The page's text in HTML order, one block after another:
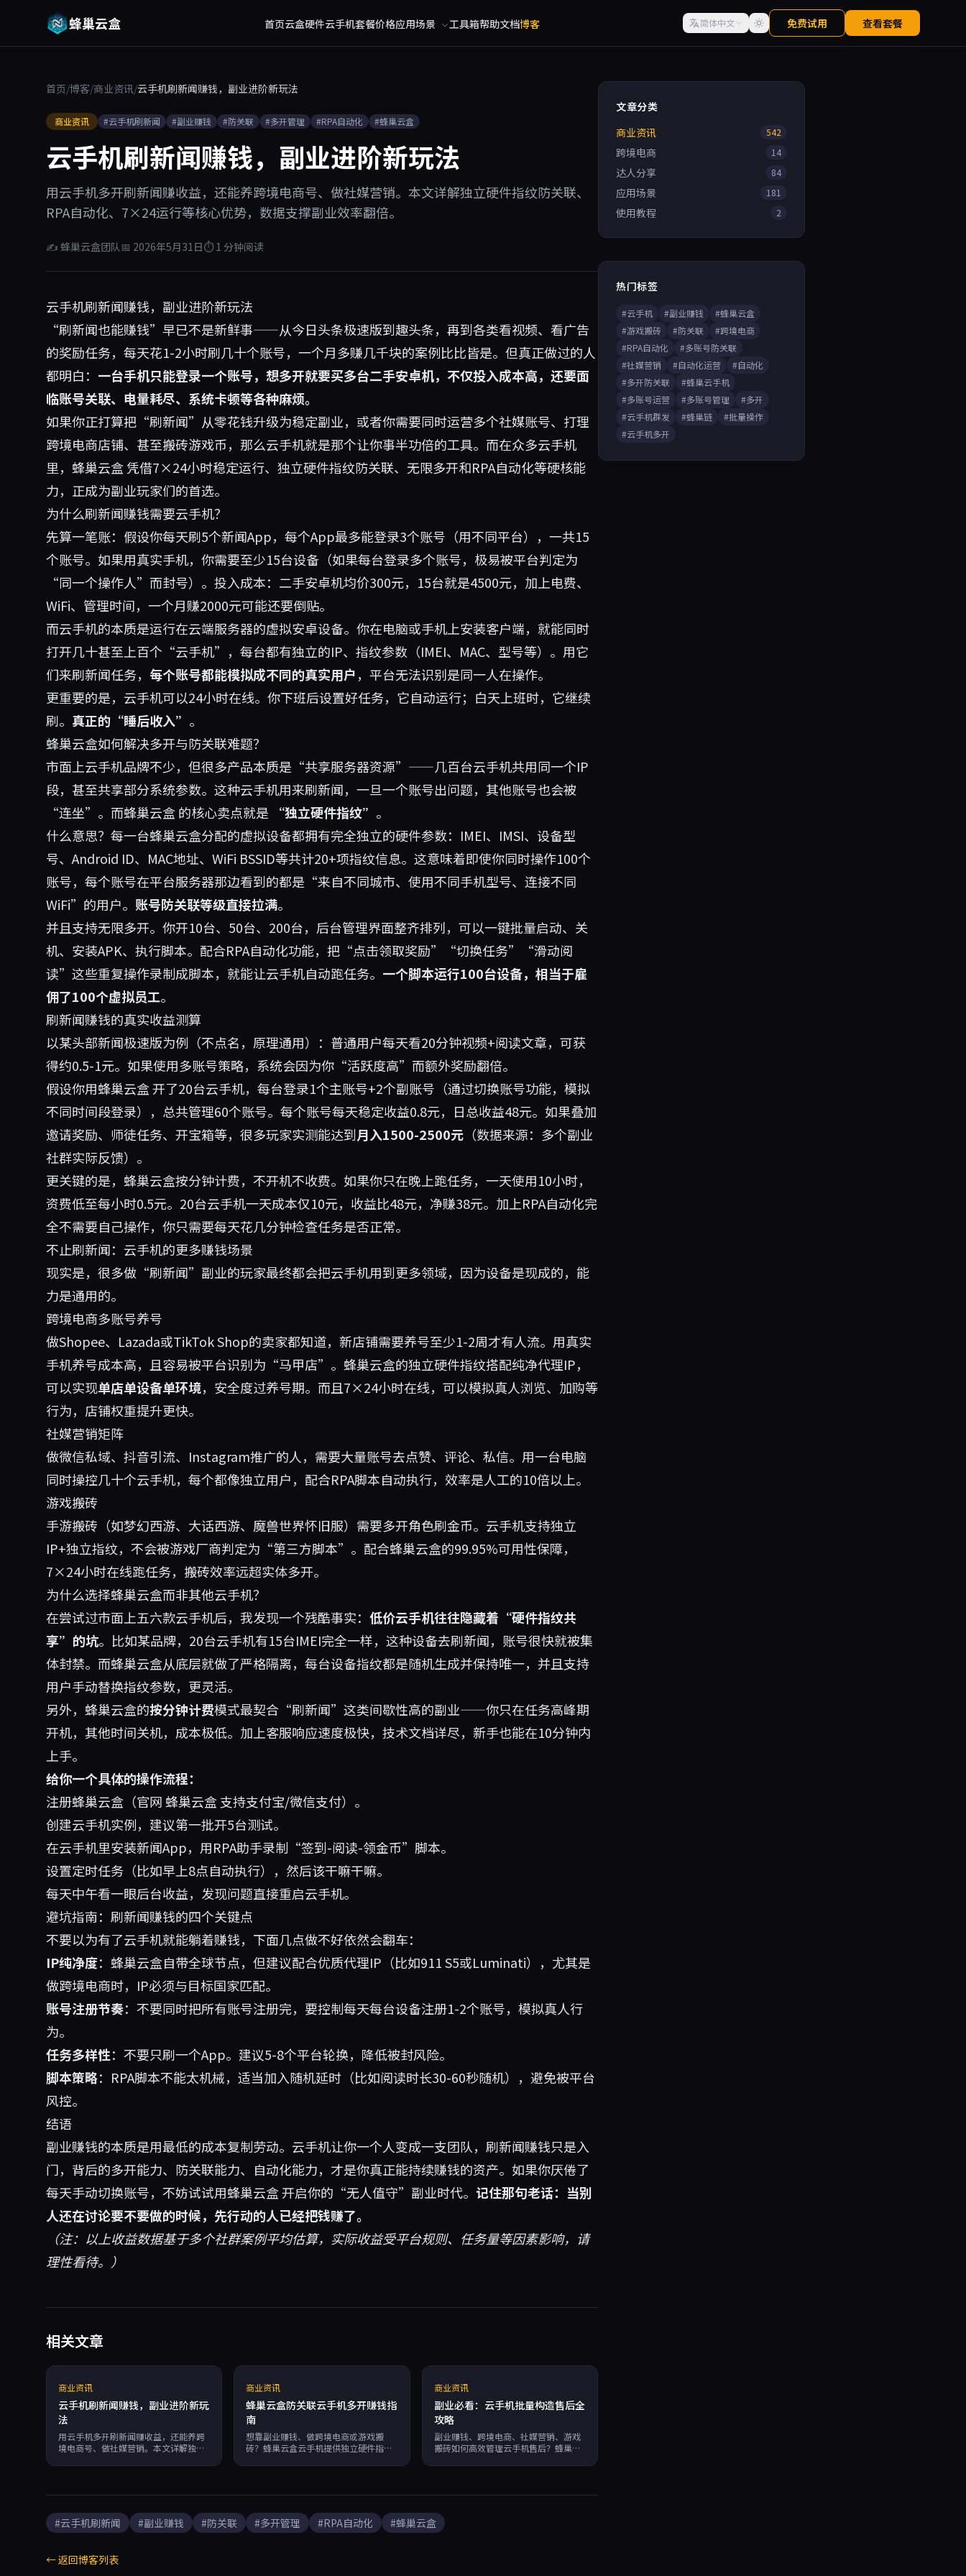
蜂巢云盒 首页云盒硬件云手机套餐价格应用场景 工具箱帮助文档博客 简体中文 免费试用 查看套餐
首页/博客/商业资讯/云手机刷新闻赚钱，副业进阶新玩法
商业资讯 #云手机刷新闻 #副业赚钱 #防关联 #多开管理 #RPA自动化 #蜂巢云盒
云手机刷新闻赚钱，副业进阶新玩法
用云手机多开刷新闻赚收益，还能养跨境电商号、做社媒营销。本文详解独立硬件指纹防关联、
RPA自动化、7×24运行等核心优势，数据支撑副业效率翻倍。
✍ 蜂巢云盒团队📅 2026年5月31日⏱ 1 分钟阅读
云手机刷新闻赚钱，副业进阶新玩法
“刷新闻也能赚钱”早已不是新鲜事——从今日头条极速版到趣头条，再到各类看视频、看广告
的奖励任务，每天花1-2小时刷几十个账号，一个月多赚几千块的案例比比皆是。但真正做过的人
都明白： 一台手机只能登录一个账号，想多开就要买多台二手安卓机，不仅投入成本高，还要面
临账号关联、电量耗尽、系统卡顿等各种麻烦。
如果你正打算把“刷新闻”从零花钱升级为稳定副业，或者你需要同时运营多个社媒账号、打理
跨境电商店铺、甚至搬砖游戏币，那么云手机就是那个让你事半功倍的工具。而在众多云手机
里， 蜂巢云盒凭借7×24小时稳定运行、独立硬件指纹防关联、无限多开和RPA自动化等硬核能
力，正成为副业玩家们的首选。
为什么刷新闻赚钱需要云手机？
先算一笔账：假设你每天刷5个新闻App，每个App最多能登录3个账号（用不同平台），一共15
个账号。如果用真实手机，你需要至少15台设备（如果每台登录多个账号，极易被平台判定为
“同一个操作人”而封号）。投入成本：二手安卓机均价300元，15台就是4500元，加上电费、
WiFi、管理时间，一个月赚2000元可能还要倒贴。
而云手机的本质是运行在云端服务器的虚拟安卓设备。你在电脑或手机上安装客户端，就能同时
打开几十甚至上百个“云手机”，每台都有独立的IP、指纹参数（IMEI、MAC、型号等）。用它
们来刷新闻任务， 每个账号都能模拟成不同的真实用户，平台无法识别是同一人在操作。
更重要的是，云手机可以24小时在线。你下班后设置好任务，它自动运行；白天上班时，它继续
刷。 真正的“睡后收入” 。
蜂巢云盒如何解决多开与防关联难题？
市面上云手机品牌不少，但很多产品本质是“共享服务器资源”——几百台云手机共用同一个IP
段，甚至共享部分系统参数。这种云手机用来刷新闻，一旦一个账号出问题，其他账号也会被
“连坐”。而蜂巢云盒的核心卖点就是 “独立硬件指纹” 。
什么意思？每一台蜂巢云盒分配的虚拟设备都拥有完全独立的硬件参数：IMEI、IMSI、设备型
号、Android ID、MAC地址、WiFi BSSID等共计20+项指纹信息。这意味着即使你同时操作100个
账号，每个账号在平台服务器那边看到的都是“来自不同城市、使用不同手机型号、连接不同
WiFi”的用户。 账号防关联等级直接拉满。
并且支持无限多开。你开10台、50台、200台，后台管理界面整齐排列，可以一键批量启动、关
机、安装APK、执行脚本。配合RPA自动化功能，把“点击领取奖励”“切换任务”“滑动阅
读”这些重复操作录制成脚本，就能让云手机自动跑任务。 一个脚本运行100台设备，相当于雇
佣了100个虚拟员工。
刷新闻赚钱的真实收益测算
以某头部新闻极速版为例（不点名，原理通用）：普通用户每天看20分钟视频+阅读文章，可获
得约0.5-1元。如果使用多账号策略，系统会因为你“活跃度高”而额外奖励翻倍。
假设你用蜂巢云盒开了20台云手机，每台登录1个主账号+2个副账号（通过切换账号功能，模拟
不同时间段登录），总共管理60个账号。每个账号每天稳定收益0.8元，日总收益48元。如果叠加
邀请奖励、师徒任务、开宝箱等，很多玩家实测能达到月入1500-2500元 （数据来源：多个副业
社群实际反馈）。
更关键的是，蜂巢云盒按分钟计费，不开机不收费。如果你只在晚上跑任务，一天使用10小时，
资费低至每小时0.5元。20台云手机一天成本仅10元，收益比48元，净赚38元。加上RPA自动化完
全不需要自己操作，你只需要每天花几分钟检查任务是否正常。
不止刷新闻：云手机的更多赚钱场景
现实是，很多做“刷新闻”副业的玩家最终都会把云手机用到更多领域，因为设备是现成的，能
力是通用的。
跨境电商多账号养号
做Shopee、Lazada或TikTok Shop的卖家都知道，新店铺需要养号至少1-2周才有人流。用真实
手机养号成本高，且容易被平台识别为“马甲店”。蜂巢云盒的独立硬件指纹搭配纯净代理IP，
可以实现单店单设备单环境，安全度过养号期。而且7×24小时在线，可以模拟真人浏览、加购等
行为，店铺权重提升更快。
社媒营销矩阵
做微信私域、抖音引流、Instagram推广的人，需要大量账号去点赞、评论、私信。用一台电脑
同时操控几十个云手机，每个都像独立用户，配合RPA脚本自动执行，效率是人工的10倍以上。
游戏搬砖
手游搬砖（如梦幻西游、大话西游、魔兽世界怀旧服）需要多开角色刷金币。云手机支持独立
IP+独立指纹，不会被游戏厂商判定为“第三方脚本”。配合蜂巢云盒的99.95%可用性保障，
7×24小时在线跑任务，搬砖效率远超实体多开。
为什么选择蜂巢云盒而非其他云手机？
在尝试过市面上五六款云手机后，我发现一个残酷事实： 低价云手机往往隐藏着“硬件指纹共
享”的坑。比如某品牌，20台云手机有15台IMEI完全一样，这种设备去刷新闻，账号很快就被集
体封禁。而蜂巢云盒从底层就做了严格隔离，每台设备指纹都是随机生成并保持唯一，并且支持
用户手动替换指纹参数，更灵活。
另外，蜂巢云盒的按分钟计费模式最契合“刷新闻”这类间歇性高的副业——你只在任务高峰期
开机，其他时间关机，成本极低。加上客服响应速度极快，技术文档详尽，新手也能在10分钟内
上手。
给你一个具体的操作流程：
注册蜂巢云盒（官网 蜂巢云盒支持支付宝/微信支付）。
创建云手机实例，建议第一批开5台测试。
在云手机里安装新闻App，用RPA助手录制“签到-阅读-领金币”脚本。
设置定时任务（比如早上8点自动执行），然后该干嘛干嘛。
每天中午看一眼后台收益，发现问题直接重启云手机。
避坑指南：刷新闻赚钱的四个关键点
不要以为有了云手机就能躺着赚钱，下面几点做不好依然会翻车：
IP纯净度：蜂巢云盒自带全球节点，但建议配合优质代理IP（比如911 S5或Luminati），尤其是
做跨境电商时，IP必须与目标国家匹配。
账号注册节奏：不要同时把所有账号注册完，要控制每天每台设备注册1-2个账号，模拟真人行
为。
任务多样性：不要只刷一个App。建议5-8个平台轮换，降低被封风险。
脚本策略：RPA脚本不能太机械，适当加入随机延时（比如阅读时长30-60秒随机），避免被平台
风控。
结语
副业赚钱的本质是用最低的成本复制劳动。云手机让你一个人变成一支团队，刷新闻赚钱只是入
门，背后的多开能力、防关联能力、自动化能力，才是你真正能持续赚钱的资产。如果你厌倦了
每天手动切换账号，不妨试试用蜂巢云盒开启你的“无人值守”副业时代。 记住那句老话：当别
人还在讨论要不要做的时候，先行动的人已经把钱赚了。
（注：以上收益数据基于多个社群案例平均估算，实际收益受平台规则、任务量等因素影响，请
理性看待。）
相关文章
商业资讯
云手机刷新闻赚钱，副业进阶新玩
法
用云手机多开刷新闻赚收益，还能养跨
境电商号、做社媒营销。本文详解独立
商业资讯
蜂巢云盒防关联云手机多开赚钱指
南
想靠副业赚钱、做跨境电商或游戏搬
砖？蜂巢云盒云手机提供独立硬件指纹
商业资讯
副业必看：云手机批量构造售后全
攻略
副业赚钱、跨境电商、社媒营销、游戏
搬砖如何高效管理云手机售后？蜂巢云
#云手机刷新闻 #副业赚钱 #防关联 #多开管理 #RPA自动化 #蜂巢云盒
← 返回博客列表
文章分类
商业资讯
542
跨境电商 14
达人分享 84
应用场景 181
使用教程 2
热门标签
#云手机 #副业赚钱
#蜂巢云盒
#游戏搬砖
#防关联
#跨境电商
#RPA自动化
#多账号防关联
#社媒营销
#自动化运营
#自动化
#多开防关联
#蜂巢云手机
#多账号运营
#多账号管理
#多开
#云手机群发
#蜂巢链
#批量操作
#云手机多开